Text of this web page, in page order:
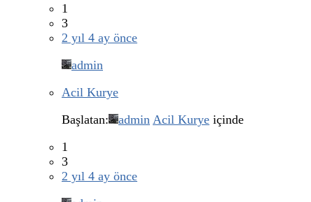
1
3
2 yıl 4 ay önce
admin
Acil Kurye
Başlatan:
admin Acil Kurye içinde
1
3
2 yıl 4 ay önce